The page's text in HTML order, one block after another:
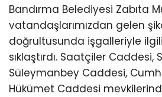
Bandırma Belediyesi Zabıta
vatandaşlarımızdan gelen
doğrultusunda işgalleriyle
sıklaştırdı. Saatçiler Caddesi,
Süleymanbey Caddesi,
Hükümet Caddesi